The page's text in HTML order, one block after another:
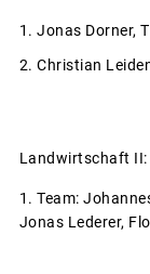
Jonas Dorner,
Christian
Landwirtschaft II:
Team:
Jonas Lederer,